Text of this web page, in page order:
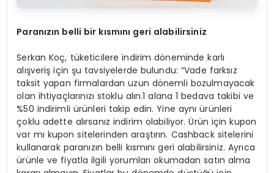
Paranızın belli bir kısmını geri alabilirsiniz
Serkan Koç, tüketicilere indirim döneminde karlı
alışveriş için şu tavsiyelerde bulundu: “Vade farksız
taksit yapan firmalardan uzun dönemli bozulmayacak
olan ihtiyaçlarınızı stoklu alın.1 alana 1 bedava takibi ve
%50 indirimli ürünleri takip edin. Yine aynı ürünleri
çoklu adette alırsanız indirim olabiliyor. Ürün için kupon
var mı kupon sitelerinden araştırın. Cashback sitelerini
kullanarak paranızın belli kısmını geri alabilirsiniz. Ayrıca
ürünle ve fiyatla ilgili yorumları okumadan satın alma